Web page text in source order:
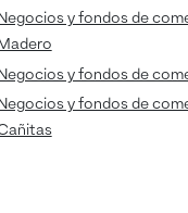
Negocios y fondos de
Madero
Negocios y fondos de
Negocios y fondos de